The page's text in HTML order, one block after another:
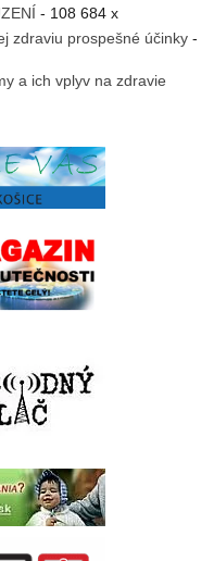
- 108 684 x
zdraviu prospešné účinky -
a ich vplyv na zdravie